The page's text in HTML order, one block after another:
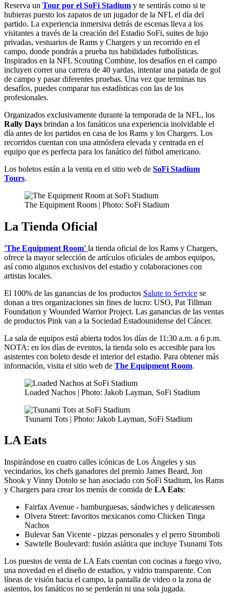
Reserva un Tour por el SoFi Stadium y te sentirás como si te
hubieras puesto los zapatos de un jugador de la NFL el día del
partido. La experiencia inmersiva detrás de escenas lleva a los
visitantes a través de la creación del Estadio SoFi, suites de lujo
privadas, vestuarios de Rams y Chargers y un recorrido en el
campo, donde pondrás a prueba tus habilidades futbolísticas.
Inspirados en la NFL Scouting Combine, los desafíos en el campo
incluyen correr una carrera de 40 yardas, intentar una patada de gol
de campo y pasar diferentes pruebas. Una vez que terminas tus
desafíos, puedes comparar tus estadísticas con las de los
profesionales.
Organizados exclusivamente durante la temporada de la NFL, los
Rally Days brindan a los fanáticos una experiencia inolvidable el
día antes de los partidos en casa de los Rams y los Chargers. Los
recorridos cuentan con una atmósfera elevada y centrada en el
equipo que es perfecta para los fanático del fútbol americano.
Los boletos están a la venta en el sitio web de SoFi Stadium
Tours.
The Equipment Room | Photo: SoFi Stadium
La Tienda Oficial
'The Equipment Room' la tienda oficial de los Rams y Chargers,
ofrece la mayor selección de artículos oficiales de ambos equipos,
así como algunos exclusivos del estadio y colaboraciones con
artistas locales.
El 100% de las ganancias de los productos Salute to Service se
donan a tres organizaciones sin fines de lucro: USO, Pat Tillman
Foundation y Wounded Warrior Project. Las ganancias de las ventas
de productos Pink van a la Sociedad Estadounidense del Cáncer.
La sala de equipos está abierta todos los días de 11:30 a.m. a 6 p.m.
NOTA: en los días de eventos, la tienda solo es accesible para los
asistentes con boleto desde el interior del estadio. Para obtener más
información, visita el sitio web de The Equipment Room.
Loaded Nachos | Photo: Jakob Layman, SoFi Stadium
Tsunami Tots | Photo: Jakob Layman, SoFi Stadium
LA Eats
Inspirándose en cuatro calles icónicas de Los Ángeles y sus
vecindarios, los chefs ganadores del premio James Beard, Jon
Shook y Vinny Dotolo se han asociado con SoFi Stadium, los Rams
y Chargers para crear los menús de comida de LA Eats:
Fairfax Avenue - hamburguesas, sándwiches y delicatessen
Olvera Street: favoritos mexicanos como Chicken Tinga
Nachos
Bulevar San Vicente - pizzas personales y el perro Stromboli
Sawtelle Boulevard: fusión asiática que incluye Tsunami Tots
Los puestos de venta de LA Eats cuentan con cocinas a fuego vivo,
una novedad en el diseño de estadios, y vidrio transparente. Con
líneas de visión hacia el campo, la pantalla de video o la zona de
asientos, los fanáticos no se perderán ni una sola jugada.